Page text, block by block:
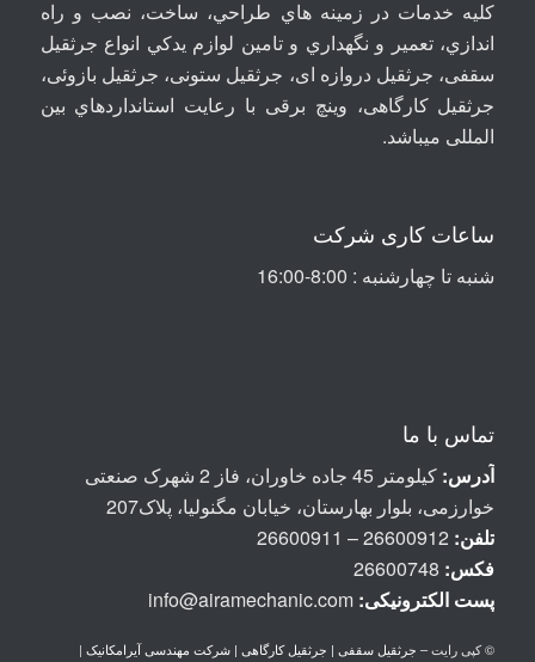
کلیه خدمات در زمينه هاي طراحي، ساخت، نصب و راه
اندازي، تعمير و نگهداري و تامين لوازم يدکي انواع جرثقيل
سقفی، جرثقيل دروازه ای، جرثقيل ستونی، جرثقيل بازوئی،
جرثقیل کارگاهی، وینچ برقی با رعايت استانداردهاي بين
المللی ميباشد.
ساعات کاری شرکت
شنبه تا چهارشنبه : 8:00-16:00
تماس با ما
آدرس:
کیلومتر 45 جاده خاوران، فاز 2 شهرک صنعتی
خوارزمی، بلوار بهارستان، خیابان مگنولیا، پلاک207
تلفن:
فکس:
پست الكترونيكی:
© کپی رایت – جرثقیل سقفی | جرثقیل کارگاهی | شرکت مهندسی آیرامکانیک|